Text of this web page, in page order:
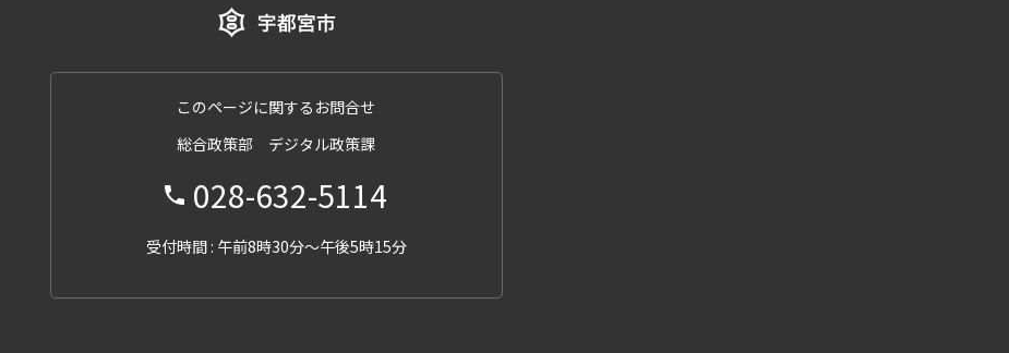
このページに関するお問合せ
総合政策部 デジタル政策課
028-632-5114
受付時間 : 午前8時30分～午後5時15分